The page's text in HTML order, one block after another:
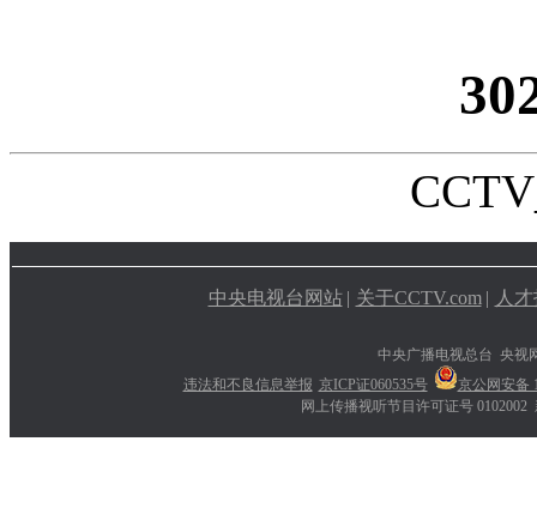
中央电视台网站 | 关于CCTV.com | 人
中央广播电视总台 央视
违法和不良信息举报 京ICP证060535号
京公网安备
网上传播视听节目许可证号 0102002